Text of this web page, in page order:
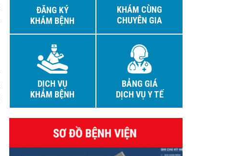
ĐĂNG KÝ
KHÁM BỆNH
KHÁM CÙNG
CHUYÊN GIA
DỊCH VỤ
KHÁM BỆNH
BẢNG GIÁ
DỊCH VỤ Y TẾ